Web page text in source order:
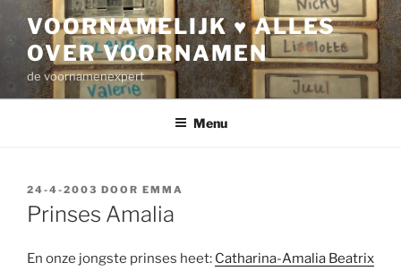
inhoud
VOORNAMELIJK ♥ ALLES
OVER VOORNAMEN
de voornamenexpert
Menu
GEPLAATST
OP
24-4-2003 DOOR EMMA
Prinses Amalia
En onze jongste prinses heet: Catharina-Amalia Beatrix